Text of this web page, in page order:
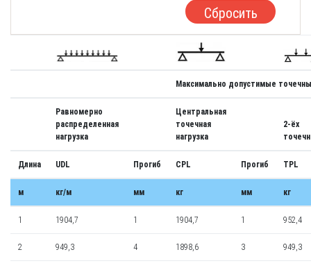
Сбросить
Максимально допустимые
Равномерно
распределенная
нагрузка
Центральная
точечная
нагрузка
2-ёх
Длина UDL Прогиб CPL Прогиб TPL
м кг/м мм кг мм кг
1 1904,7 1 1904,7 1 952,4
2 949,3 4 1898,6 3 949,3